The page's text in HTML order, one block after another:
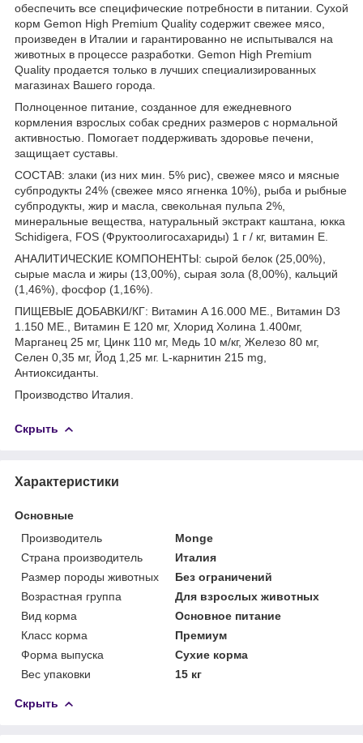
обеспечить все специфические потребности в питании. Сухой
корм Gemon High Premium Quality содержит свежее мясо,
произведен в Италии и гарантированно не испытывался на
животных в процессе разработки. Gemon High Premium
Quality продается только в лучших специализированных
магазинах Вашего города.
Полноценное питание, созданное для ежедневного
кормления взрослых собак средних размеров с нормальной
активностью. Помогает поддерживать здоровье печени,
защищает суставы.
СОСТАВ: злаки (из них мин. 5% рис), свежее мясо и мясные
субпродукты 24% (свежее мясо ягненка 10%), рыба и рыбные
субпродукты, жир и масла, свекольная пульпа 2%,
минеральные вещества, натуральный экстракт каштана, юкка
Schidigera, FOS (Фруктоолигосахариды) 1 г / кг, витамин Е.
АНАЛИТИЧЕСКИЕ КОМПОНЕНТЫ: сырой белок (25,00%),
сырые масла и жиры (13,00%), сырая зола (8,00%), кальций
(1,46%), фосфор (1,16%).
ПИЩЕВЫЕ ДОБАВКИ/КГ: Витамин A 16.000 МЕ., Витамин D3
1.150 МЕ., Витамин E 120 мг, Хлорид Холина 1.400мг,
Марганец 25 мг, Цинк 110 мг, Медь 10 м/кг, Железо 80 мг,
Селен 0,35 мг, Йод 1,25 мг. L-карнитин 215 mg,
Антиоксиданты.
Производство Италия.
Скрыть
Характеристики
Основные
Производитель
Monge
Страна производитель
Италия
Размер породы животных
Без ограничений
Возрастная группа
Для взрослых животных
Вид корма
Основное питание
Класс корма
Премиум
Форма выпуска
Сухие корма
Вес упаковки
15 кг
Скрыть